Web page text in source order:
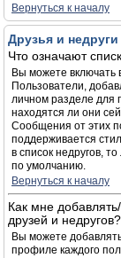
Вернуться к началу
Друзья и недруги
Что означают
Вы можете включать
Пользователи,
личном разделе для
находятся ли они
Сообщения от этих
поддерживается
в список недругов,
по умолчанию.
Вернуться к началу
Как мне
друзей и недругов?
Вы можете
профиле каждого